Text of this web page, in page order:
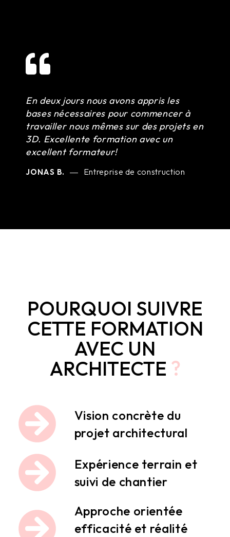
En deux jours nous avons appris les
bases nécessaires pour commencer à
travailler nous mêmes sur des projets en
3D. Excellente formation avec un
excellent formateur!
JONAS B. Entreprise de construction
POURQUOI SUIVRE
CETTE FORMATION
AVEC UN
ARCHITECTE ?
Vision concrète du
projet architectural
Expérience terrain et
suivi de chantier
Approche orientée
efficacité et réalité